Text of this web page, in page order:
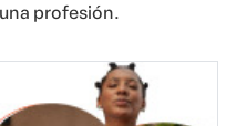
profesión.